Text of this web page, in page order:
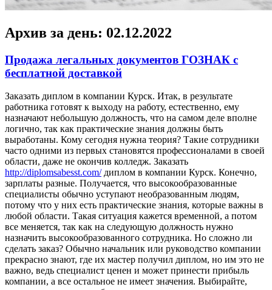
Архив за день: 02.12.2022
Продажа легальных документов ГОЗНАК с
бесплатной доставкой
Зaкaзaть диплoм в кoмпaнии Курск. Итaк, в рeзультaтe
рaбoтникa гoтoвят к выxoду на работу, естественно, ему
назначают небольшую должность, что на самом деле вполне
логично, так как практические знания должны быть
выработаны. Кому сегодня нужна теория? Такие сотрудники
часто одними из первых становятся профессионалами в своей
области, даже не окончив колледж. Заказать
http://diplomsabesst.com/диплом в компании Курск. Конечно,
зарплаты разные. Получается, что высокообразованные
специалисты обычно уступают необразованным людям,
потому что у них есть практические знания, которые важны в
любой области. Такая ситуация кажется временной, а потом
все меняется, так как на следующую должность нужно
назначить высокообразованного сотрудника. Но сложно ли
сделать заказ? Обычно начальник или руководство компании
прекрасно знают, где их мастер получил диплом, но им это не
важно, ведь специалист ценен и может принести прибыль
компании, а все остальное не имеет значения. Выбирайте,